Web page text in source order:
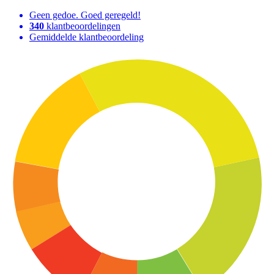
Geen gedoe. Goed geregeld!
340 klantbeoordelingen
Gemiddelde klantbeoordeling